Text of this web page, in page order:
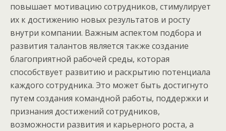
повышает мотивацию сотрудников, стимулирует
их к достижению новых результатов и росту
внутри компании. Важным аспектом подбора и
развития талантов является также создание
благоприятной рабочей среды, которая
способствует развитию и раскрытию потенциала
каждого сотрудника. Это может быть достигнуто
путем создания командной работы, поддержки и
признания достижений сотрудников,
возможности развития и карьерного роста, а